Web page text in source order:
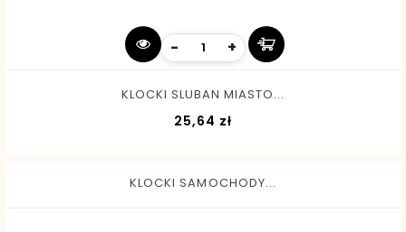
- +
KLOCKI SLUBAN MIASTO...
25,64 złCena
KLOCKI SAMOCHODY...